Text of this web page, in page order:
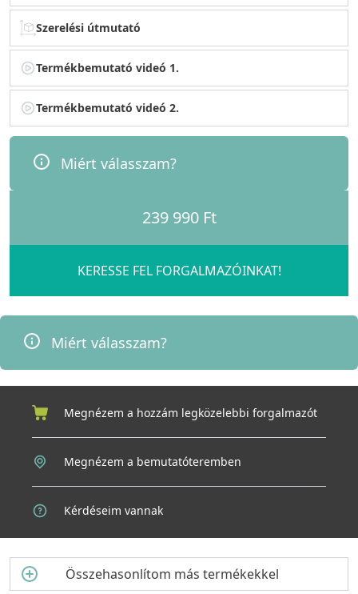
Szerelési útmutató
Termékbemutató videó 1.
Termékbemutató videó 2.
Miért válasszam?
239 990 Ft
KERESSE FEL FORGALMAZÓINKAT!
Miért válasszam?
Megnézem a hozzám legközelebbi forgalmazót
Megnézem a bemutatóteremben
Kérdéseim vannak
Összehasonlítom más termékekkel